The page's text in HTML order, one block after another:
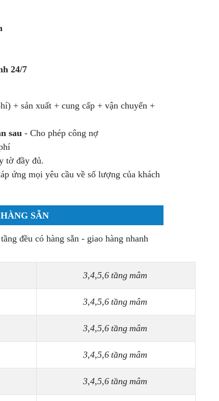
24/7
+ sản xuất + cung cấp + vận chuyển +
sau - Cho phép công nợ
tờ đầy đủ.
ứng mọi yêu cầu về số lượng của khách
SẴN
đều có hàng sẵn - giao hàng nhanh
3,4,5,6 tầng mâm
3,4,5,6 tầng mâm
3,4,5,6 tầng mâm
3,4,5,6 tầng mâm
3,4,5,6 tầng mâm